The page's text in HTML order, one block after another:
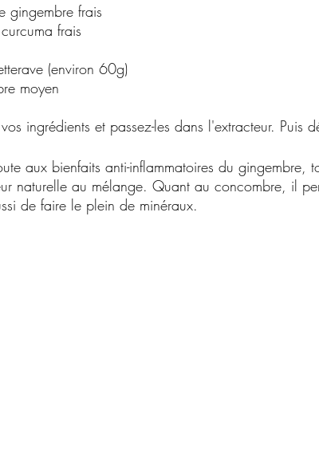
gingembre frais
frais
(environ 60g)
moyen
ingrédients et passez-les dans l'extracteur. Puis
aux bienfaits anti-inflammatoires du gingembre,
naturelle au mélange. Quant au concombre, il
de faire le plein de minéraux.